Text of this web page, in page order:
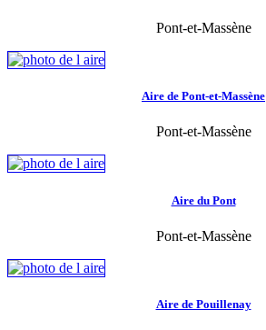
Pont-et-Massène
Aire de Pont-et-Massène
Pont-et-Massène
Aire du Pont
Pont-et-Massène
Aire de Pouillenay